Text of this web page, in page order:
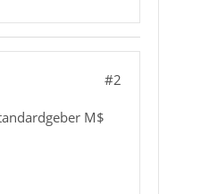
#2
M$